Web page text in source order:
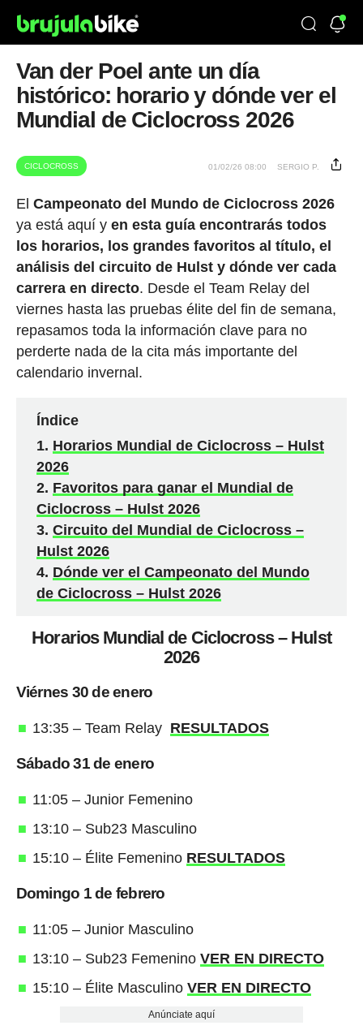
Van der Poel ante un día
histórico: horario y dónde ver el
Mundial de Ciclocross 2026
CICLOCROSS 01/02/26 08:00 SERGIO P.
El Campeonato del Mundo de Ciclocross 2026
ya está aquí y en esta guía encontrarás todos
los horarios, los grandes favoritos al título, el
análisis del circuito de Hulst y dónde ver cada
carrera en directo. Desde el Team Relay del
viernes hasta las pruebas élite del fin de semana,
repasamos toda la información clave para no
perderte nada de la cita más importante del
calendario invernal.
Índice
Horarios Mundial de Ciclocross – Hulst
2026
Favoritos para ganar el Mundial de
Ciclocross – Hulst 2026
Circuito del Mundial de Ciclocross –
Hulst 2026
Dónde ver el Campeonato del Mundo
de Ciclocross – Hulst 2026
Horarios Mundial de Ciclocross – Hulst
2026
Viérnes 30 de enero
13:35 – Team Relay RESULTADOS
Sábado 31 de enero
11:05 – Junior Femenino
13:10 – Sub23 Masculino
15:10 – Élite Femenino RESULTADOS
Domingo 1 de febrero
11:05 – Junior Masculino
13:10 – Sub23 Femenino VER EN DIRECTO
15:10 – Élite Masculino VER EN DIRECTO
Anúnciate aquí